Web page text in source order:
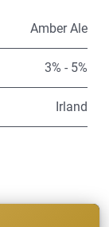
Amber Ale
3% - 5%
Irland